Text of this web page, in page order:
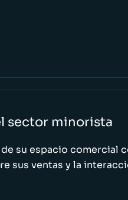
sector minorista
su espacio comercial
sus ventas y la